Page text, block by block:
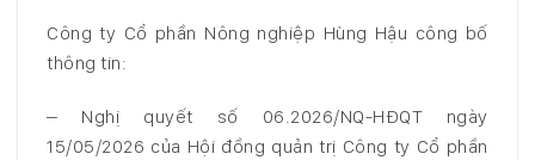
Công ty Cổ phần Nông nghiệp Hùng Hậu công bố
thông tin:
– Nghị quyết số 06.2026/NQ-HĐQT ngày
15/05/2026 của Hội đồng quản trị Công ty Cổ phần